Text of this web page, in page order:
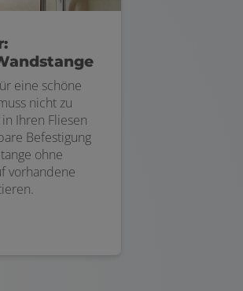
eine schöne
nicht zu
Ihren Fliesen
Befestigung
ohne
vorhandene